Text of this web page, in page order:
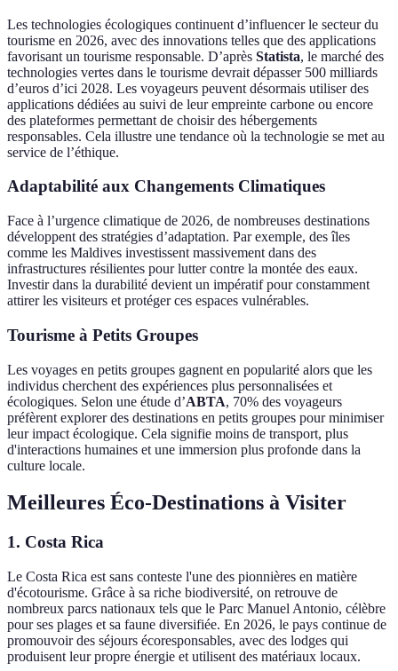
Les technologies écologiques continuent d’influencer le secteur du
tourisme en 2026, avec des innovations telles que des applications
favorisant un tourisme responsable. D’après Statista, le marché des
technologies vertes dans le tourisme devrait dépasser 500 milliards
d’euros d’ici 2028. Les voyageurs peuvent désormais utiliser des
applications dédiées au suivi de leur empreinte carbone ou encore
des plateformes permettant de choisir des hébergements
responsables. Cela illustre une tendance où la technologie se met au
service de l’éthique.
Adaptabilité aux Changements Climatiques
Face à l’urgence climatique de 2026, de nombreuses destinations
développent des stratégies d’adaptation. Par exemple, des îles
comme les Maldives investissent massivement dans des
infrastructures résilientes pour lutter contre la montée des eaux.
Investir dans la durabilité devient un impératif pour constamment
attirer les visiteurs et protéger ces espaces vulnérables.
Tourisme à Petits Groupes
Les voyages en petits groupes gagnent en popularité alors que les
individus cherchent des expériences plus personnalisées et
écologiques. Selon une étude d’ABTA, 70% des voyageurs
préfèrent explorer des destinations en petits groupes pour minimiser
leur impact écologique. Cela signifie moins de transport, plus
d'interactions humaines et une immersion plus profonde dans la
culture locale.
Meilleures Éco-Destinations à Visiter
1. Costa Rica
Le Costa Rica est sans conteste l'une des pionnières en matière
d'écotourisme. Grâce à sa riche biodiversité, on retrouve de
nombreux parcs nationaux tels que le Parc Manuel Antonio, célèbre
pour ses plages et sa faune diversifiée. En 2026, le pays continue de
promouvoir des séjours écoresponsables, avec des lodges qui
produisent leur propre énergie et utilisent des matériaux locaux.